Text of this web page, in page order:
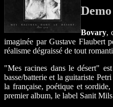
Bovary,
imaginée par Gustave Flaubert
réalisme dégraissé de tout
"Mes racines dans le désert"
basse/batterie et la guitariste
la française, poétique et
premier album, le label Sanit